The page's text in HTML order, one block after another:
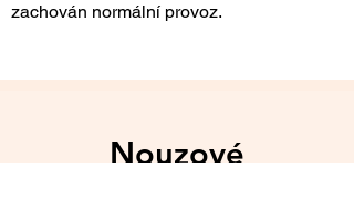
zachován normální provoz.
Nouzové